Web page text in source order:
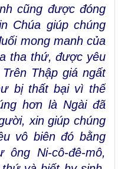
cũng được đóng
Chúa giúp chúng
mong manh của
tha thứ, được yêu
Thập giá ngất
bị thất bại vì thế
hơn là Ngài đã
xin giúp chúng
vô biên đó bằng
Ni-cô-đê-mô,